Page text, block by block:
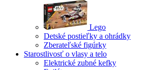
Lego
Detské postieľky a ohrádky
Zberateľské figúrky
Starostlivosť o vlasy a telo
Elektrické zubné kefky